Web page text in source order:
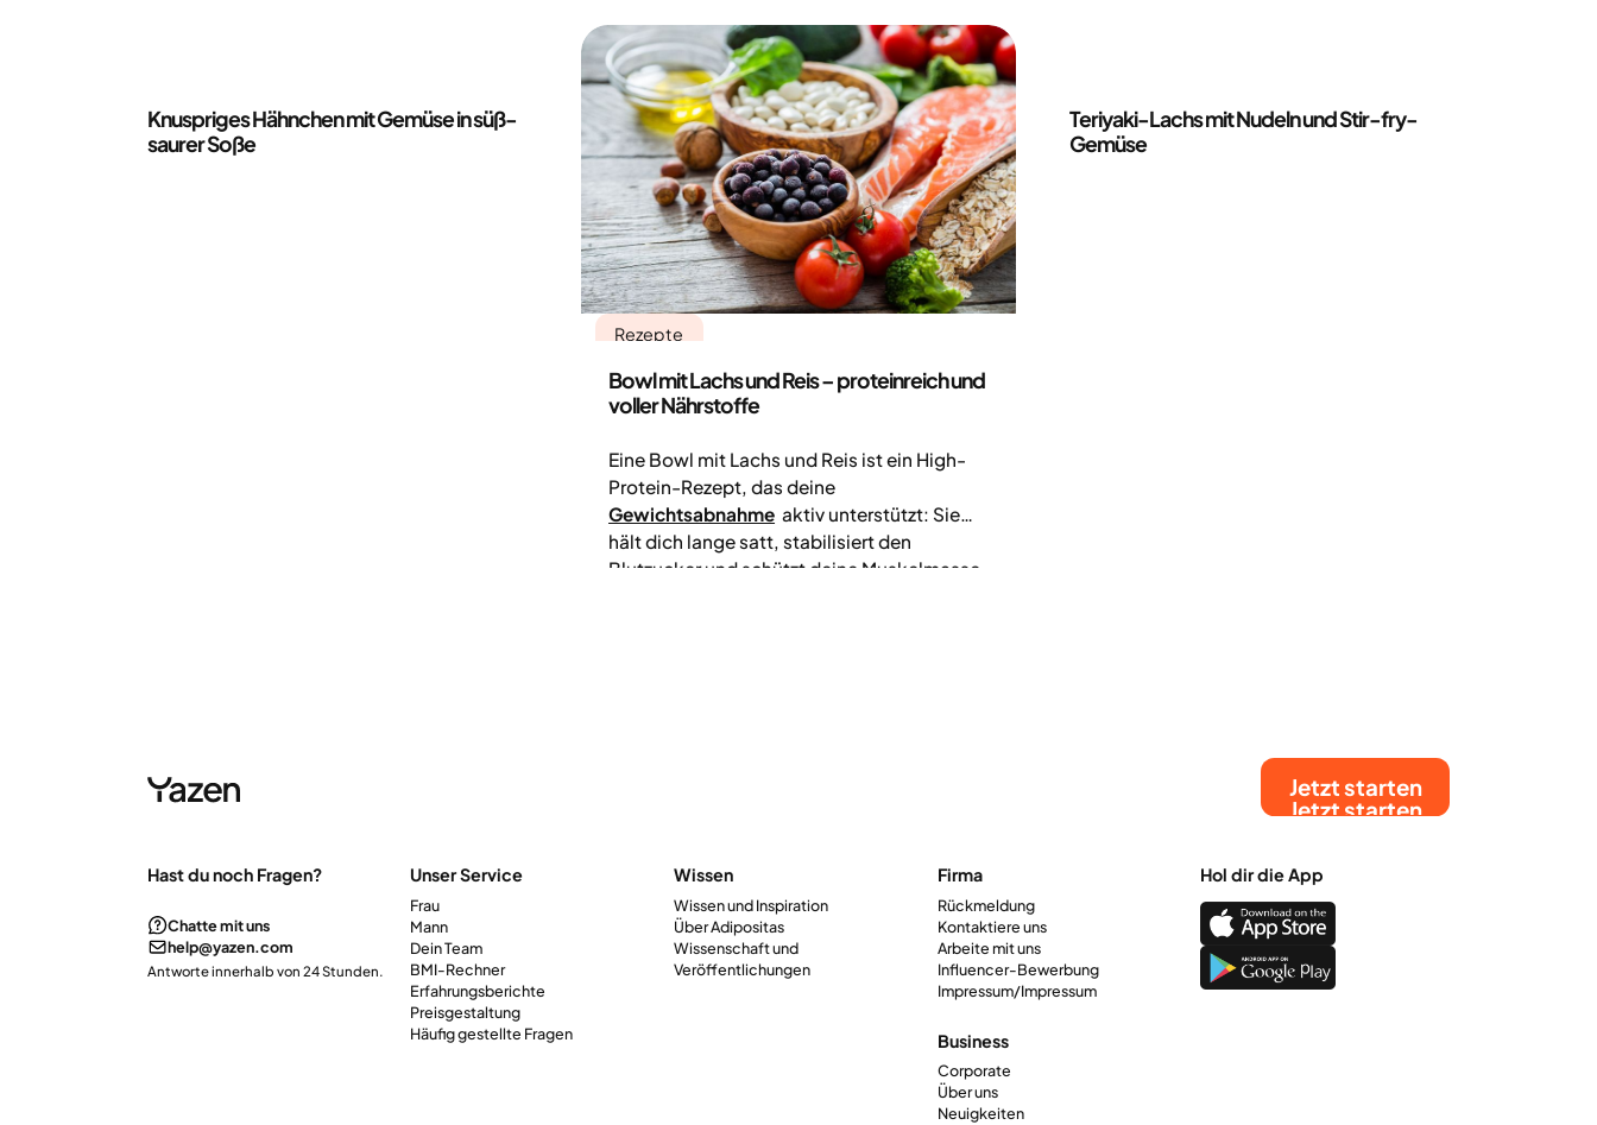
Knuspriges Hähnchen mit Gemüse in süß-
saurer Soße
Rezepte
Bowl mit Lachs und Reis – proteinreich und
voller Nährstoffe
Eine Bowl mit Lachs und Reis ist ein High-
Protein-Rezept, das deine
Gewichtsabnahme aktiv unterstützt: Sie
hält dich lange satt, stabilisiert den
Blutzucker und schützt deine Muskelmasse.
Teriyaki-Lachs mit Nudeln und Stir-fry-
Gemüse
Jetzt starten
Jetzt starten
Hast du noch Fragen?
Chatte mit uns
help@yazen.com
Antworte innerhalb von 24 Stunden.
Unser Service
Frau
Mann
Dein Team
BMI-Rechner
Erfahrungsberichte
Preisgestaltung
Häufig gestellte Fragen
Wissen
Wissen und Inspiration
Über Adipositas
Wissenschaft und
Veröffentlichungen
Firma
Rückmeldung
Kontaktiere uns
Arbeite mit uns
Influencer-Bewerbung
Impressum/Impressum
Business
Corporate
Über uns
Neuigkeiten
Hol dir die App